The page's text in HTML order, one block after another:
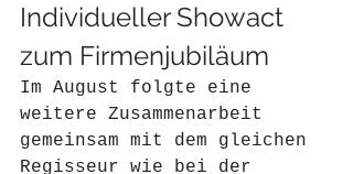
Individueller Showact
zum Firmenjubiläum
Im August folgte eine
weitere Zusammenarbeit
gemeinsam mit dem gleichen
Regisseur wie bei der